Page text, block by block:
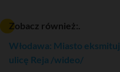
Zobacz również:.
Włodawa: Miasto
ulicę Reja /wideo/